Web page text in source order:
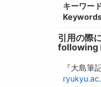
キーワー
引用の際
following
『大島筆